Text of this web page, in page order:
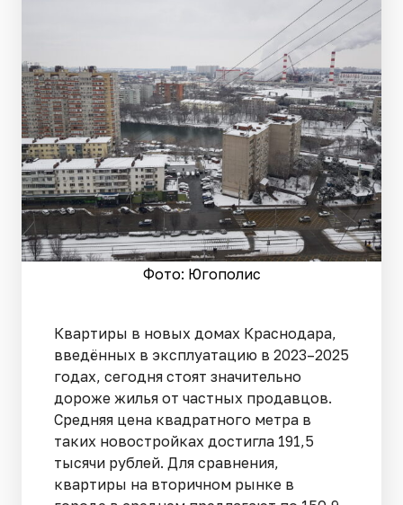
Фото: Югополис
Квартиры в новых домах Краснодара,
введённых в эксплуатацию в 2023–2025
годах, сегодня стоят значительно
дороже жилья от частных продавцов.
Средняя цена квадратного метра в
таких новостройках достигла 191,5
тысячи рублей. Для сравнения,
квартиры на вторичном рынке в